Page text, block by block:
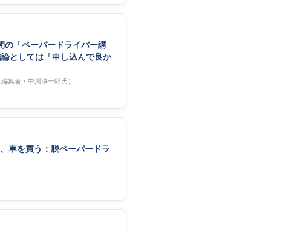
の「ペーパードライバー講
としては「申し込んで良か
集者・中川淳一郎氏）
車を買う：脱ペーパードラ